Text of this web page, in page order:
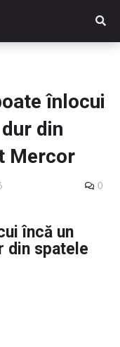
înlocui
din
Mercor
0
încă un
din spatele